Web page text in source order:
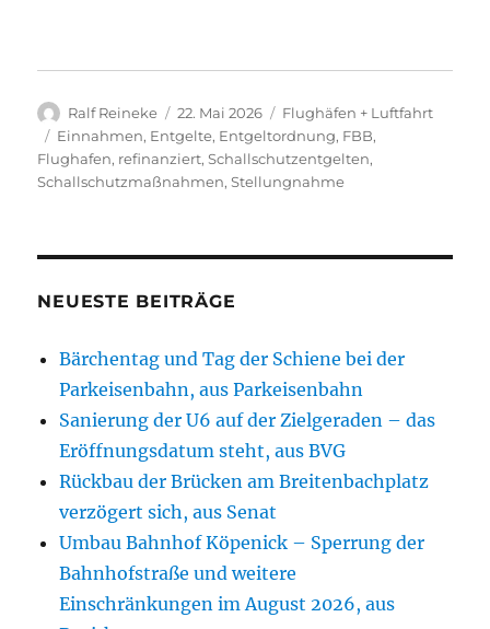
Autor
Ralf Reineke
Veröffentlicht
am
22. Mai 2026 Kategorien
Flughäfen + Luftfahrt
Schlagwörter
Einnahmen, Entgelte, Entgeltordnung, FBB,
Flughafen, refinanziert,Schallschutzentgelten,
Schallschutzmaßnahmen,Stellungnahme
NEUESTE BEITRÄGE
Bärchentag und Tag der Schiene bei der
Parkeisenbahn, aus Parkeisenbahn
Sanierung der U6 auf der Zielgeraden – das
Eröffnungsdatum steht, aus BVG
Rückbau der Brücken am Breitenbachplatz
verzögert sich, aus Senat
Umbau Bahnhof Köpenick – Sperrung der
Bahnhofstraße und weitere
Einschränkungen im August 2026, aus